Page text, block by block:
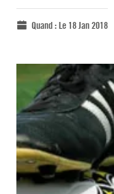
Quand :Le 18 Jan 2018